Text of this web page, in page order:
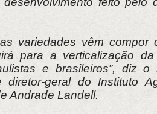
variedades vêm compor
para a verticalização
e brasileiros”, diz o
geral do Instituto
Andrade Landell.